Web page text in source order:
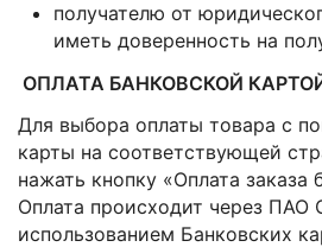
получателю от
иметь доверенность на
ОПЛАТА БАНКОВСКОЙ
Для выбора оплаты товара с
карты на соответствующей
нажать кнопку «Оплата заказа
Оплата происходит через
использованием Банковских